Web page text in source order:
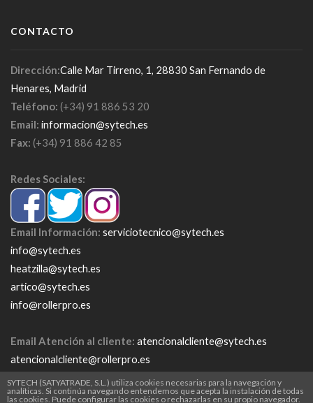
CONTACTO
Dirección:Calle Mar Tirreno, 1, 28830 San Fernando de
Henares, Madrid
Teléfono: (+34) 91 886 53 20
Email: informacion@sytech.es
Fax: (+34) 91 886 42 85
Redes Sociales:
Email Información: serviciotecnico@sytech.es
info@sytech.es
heatzilla@sytech.es
artico@sytech.es
info@rollerpro.es
Email Atención al cliente: atencionalcliente@sytech.es
atencionalcliente@rollerpro.es
www.sytech.es
SYTECH (SATYATRADE, S.L.) utiliza cookies necesarias para la navegación y
analíticas. Si continúa navegando entendemos que acepta la instalación de todas
las cookies. Puede configurar las cookies o rechazarlas en su propio navegador.